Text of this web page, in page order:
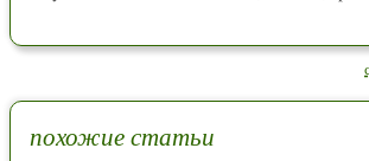
похожие статьи